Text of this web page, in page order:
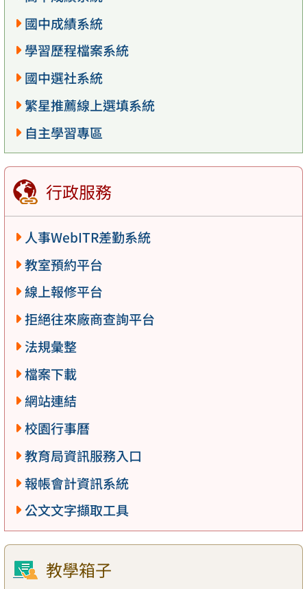
國中成績系統
學習歷程檔案系統
國中選社系統
繁星推薦線上選填系統
自主學習專區
行政服務
人事WebITR差勤系統
教室預約平台
線上報修平台
拒絕往來廠商查詢平台
法規彙整
檔案下載
網站連結
校園行事曆
教育局資訊服務入口
報帳會計資訊系統
公文文字擷取工具
教學箱子